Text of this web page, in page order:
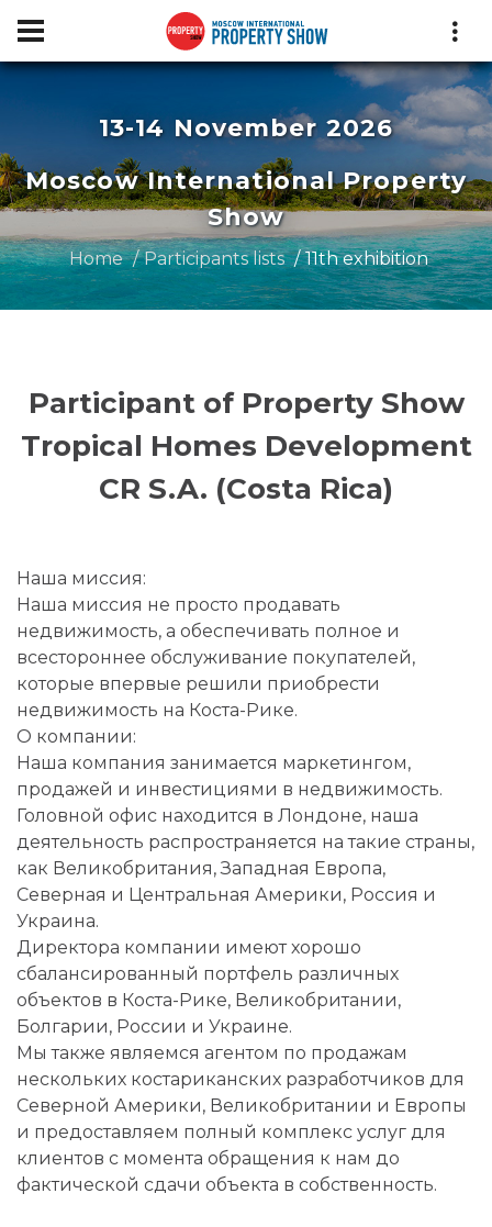
13-14 November 2026
Moscow International Property
Show
Home Participants lists 11th exhibition
Participant of Property Show
Tropical Homes Development
CR S.A. (Costa Rica)
Наша миссия:
Наша миссия не просто продавать
недвижимость, а обеспечивать полное и
всестороннее обслуживание покупателей,
которые впервые решили приобрести
недвижимость на Коста-Рике.
О компании:
Наша компания занимается маркетингом,
продажей и инвестициями в недвижимость.
Головной офис находится в Лондоне, наша
деятельность распространяется на такие страны,
как Великобритания, Западная Европа,
Северная и Центральная Америки, Россия и
Украина.
Директора компании имеют хорошо
сбалансированный портфель различных
объектов в Коста-Рике, Великобритании,
Болгарии, России и Украине.
Мы также являемся агентом по продажам
нескольких костариканских разработчиков для
Северной Америки, Великобритании и Европы
и предоставляем полный комплекс услуг для
клиентов с момента обращения к нам до
фактической сдачи объекта в собственность.